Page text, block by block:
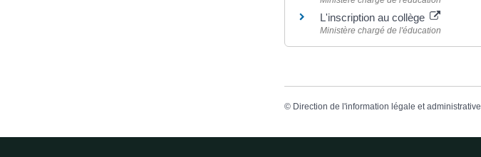
L'inscription au collège
Ministère chargé de l'éducation
© Direction de l'information légale et administrative